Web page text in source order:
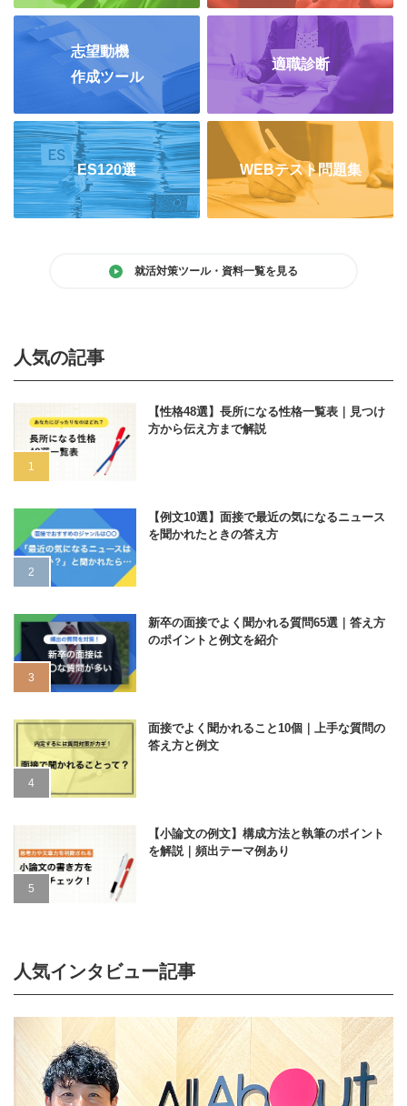
志望動機
作成ツール
適職診断
ES120選 WEBテスト問題集
就活対策ツール・資料一覧を見る
人気の記事
【性格48選】長所になる性格一覧表｜見つけ
方から伝え方まで解説
【例文10選】面接で最近の気になるニュース
を聞かれたときの答え方
新卒の面接でよく聞かれる質問65選｜答え方
のポイントと例文を紹介
面接でよく聞かれること10個｜上手な質問の
答え方と例文
【小論文の例文】構成方法と執筆のポイント
を解説｜頻出テーマ例あり
人気インタビュー記事